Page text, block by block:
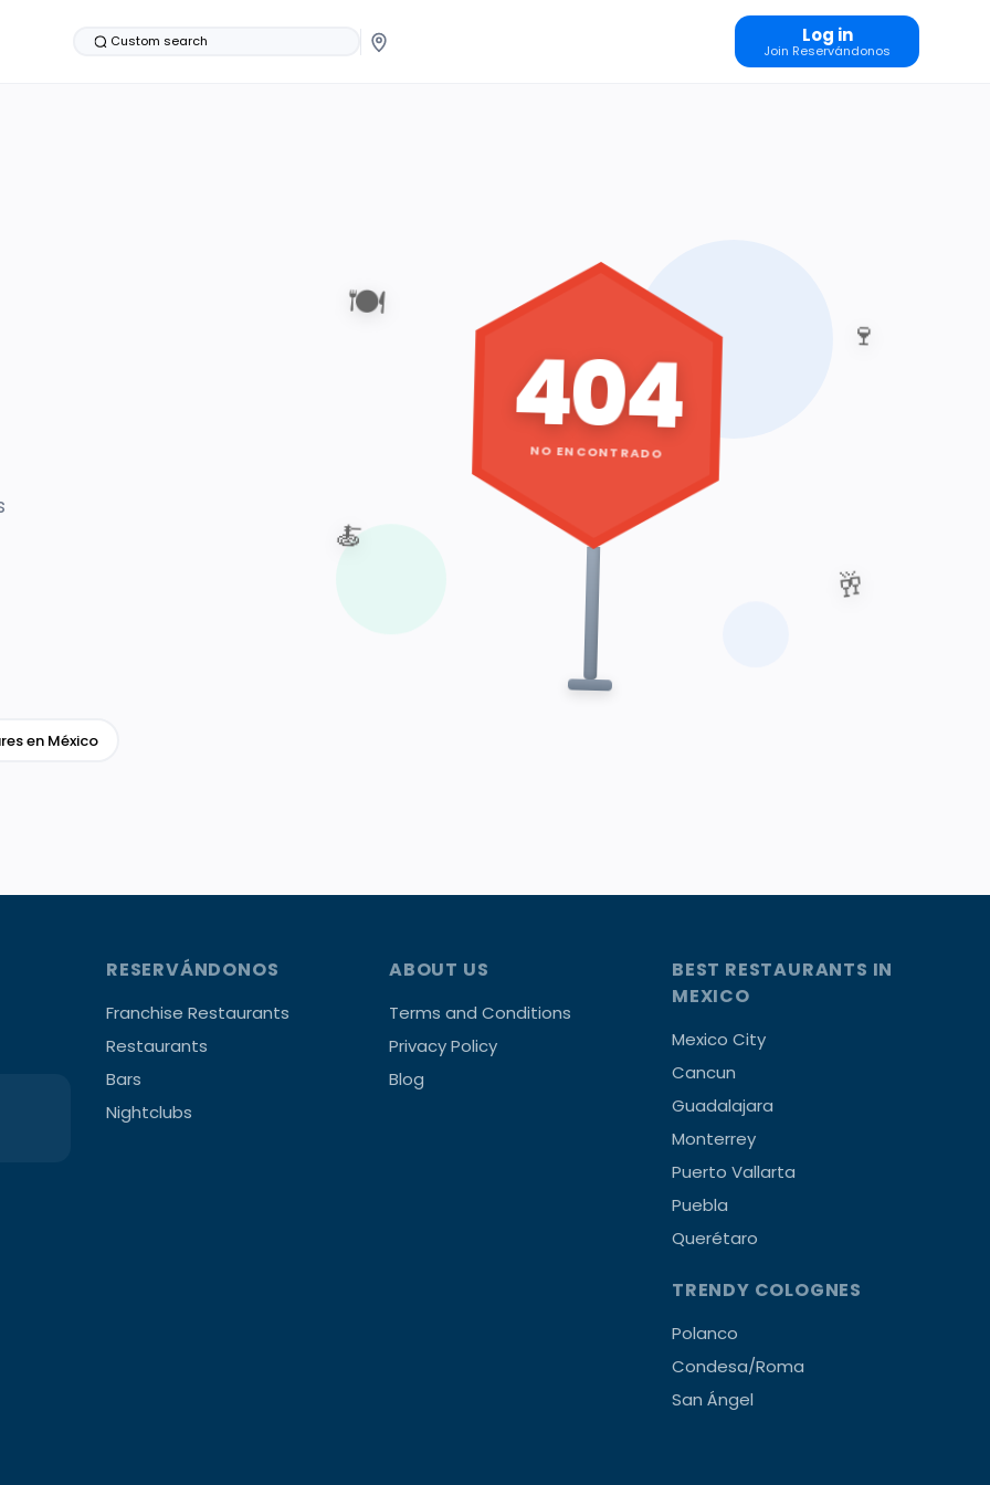
Custom search Log in
Join Reservándonos
en México
🍽️
🍷
🥂
🍝
404
NO ENCONTRADO
RESERVÁNDONOS
Franchise Restaurants
Restaurants
Bars
Nightclubs
ABOUT US
Terms and Conditions
Privacy Policy
Blog
BEST RESTAURANTS IN
MEXICO
Mexico City
Cancun
Guadalajara
Monterrey
Puerto Vallarta
Puebla
Querétaro
TRENDY COLOGNES
Polanco
Condesa/Roma
San Ángel